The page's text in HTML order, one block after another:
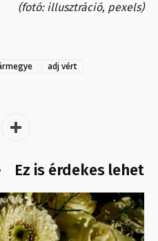
(fotó: illusztráció, pexels)
adj vért
Ez is érdekes lehet